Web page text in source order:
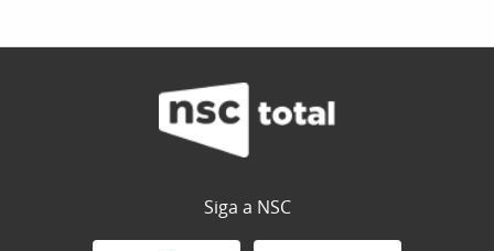
Siga a NSC